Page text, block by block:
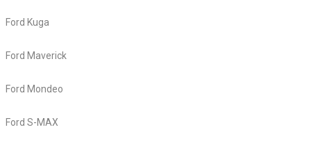
Ford Kuga
Ford Maverick
Ford Mondeo
Ford S-MAX